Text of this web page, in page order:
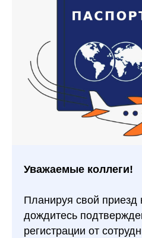
Уважаемые коллеги!
Планируя свой приезд
дождитесь
регистрации от